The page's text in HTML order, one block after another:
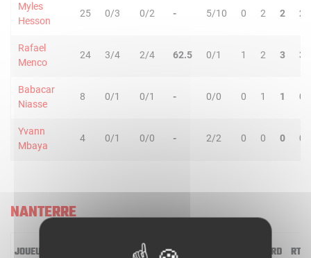
Myles
Hesson
25 0/3 0/2 - 5/10 0 2 2 2
Rafael
Menco
24 3/4 2/4 62.5 0/1 1 2 3 3
Babacar
Niasse
8 0/1 0/1 - 0/0 0 1 1 0
Yvann
Mbaya
4 0/1 0/0 - 2/2 0 0 0 0
NANTERRE
JOUEUR 2R/2T 3R/3T RD RT